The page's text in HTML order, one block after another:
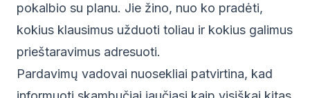
pokalbio su planu. Jie žino, nuo ko pradėti,
kokius klausimus užduoti toliau ir kokius galimus
prieštaravimus adresuoti.
Pardavimų vadovai nuosekliai patvirtina, kad